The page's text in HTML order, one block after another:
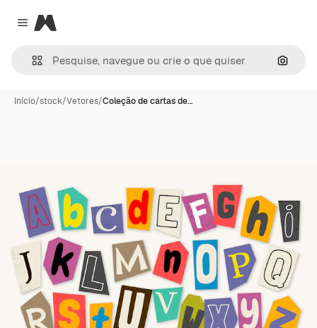
Close menu
Magnific
Início/stock/Vetores/Coleção de cartas de…